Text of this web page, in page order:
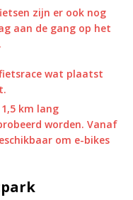
zijn er ook nog
aan de gang op het
wat plaatst
km lang
worden. Vanaf
om e-bikes